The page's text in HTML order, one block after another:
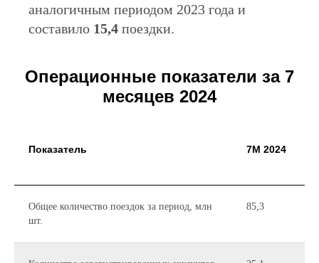
аналогичным периодом 2023 года и
составило 15,4 поездки.
Операционные показатели за 7
месяцев 2024
Показатель 7М 2024
Общее количество поездок за период, млн
шт.
85,3